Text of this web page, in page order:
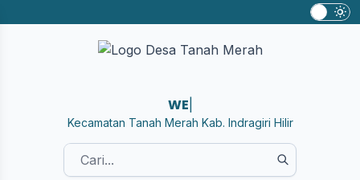
WEBSI
Kecamatan Tanah Merah Kab. Indragiri Hilir